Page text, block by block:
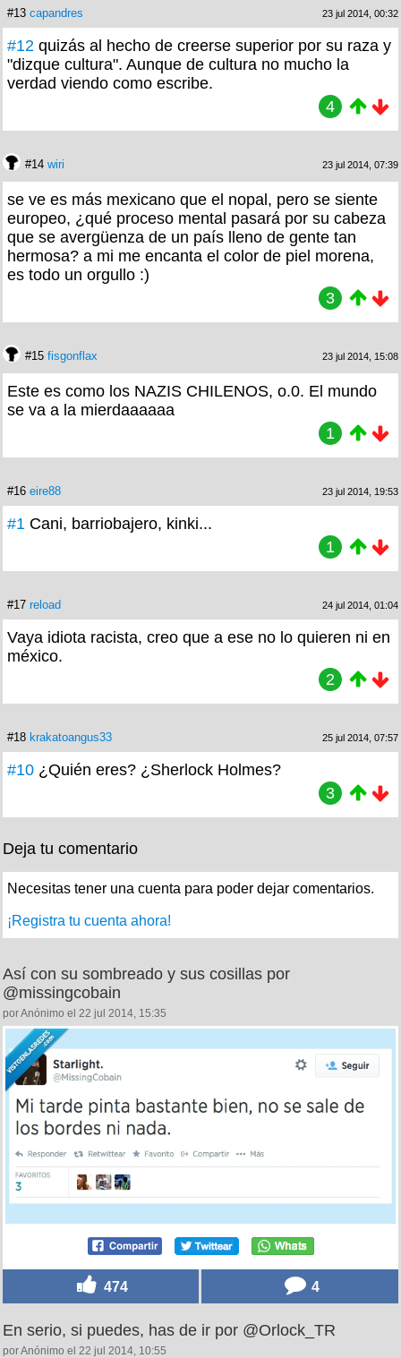
#13 capandres 23 jul 2014, 00:32
#12 quizás al hecho de creerse superior por su raza y
"dizque cultura". Aunque de cultura no mucho la
verdad viendo como escribe.
4
#14 wiri 23 jul 2014, 07:39
se ve es más mexicano que el nopal, pero se siente
europeo, ¿qué proceso mental pasará por su cabeza
que se avergüenza de un país lleno de gente tan
hermosa? a mi me encanta el color de piel morena,
es todo un orgullo :)
3
#15 fisgonflax 23 jul 2014, 15:08
Este es como los NAZIS CHILENOS, o.0. El mundo
se va a la mierdaaaaaa
1
#16 eire88 23 jul 2014, 19:53
#1 Cani, barriobajero, kinki...
1
#17 reload 24 jul 2014, 01:04
Vaya idiota racista, creo que a ese no lo quieren ni en
méxico.
2
#18 krakatoangus33 25 jul 2014, 07:57
#10 ¿Quién eres? ¿Sherlock Holmes?
3
Deja tu comentario
Necesitas tener una cuenta para poder dejar comentarios.
¡Registra tu cuenta ahora!
Así con su sombreado y sus cosillas por
@missingcobain
por Anónimo el 22 jul 2014, 15:35
474 4
En serio, si puedes, has de ir por @Orlock_TR
por Anónimo el 22 jul 2014, 10:55